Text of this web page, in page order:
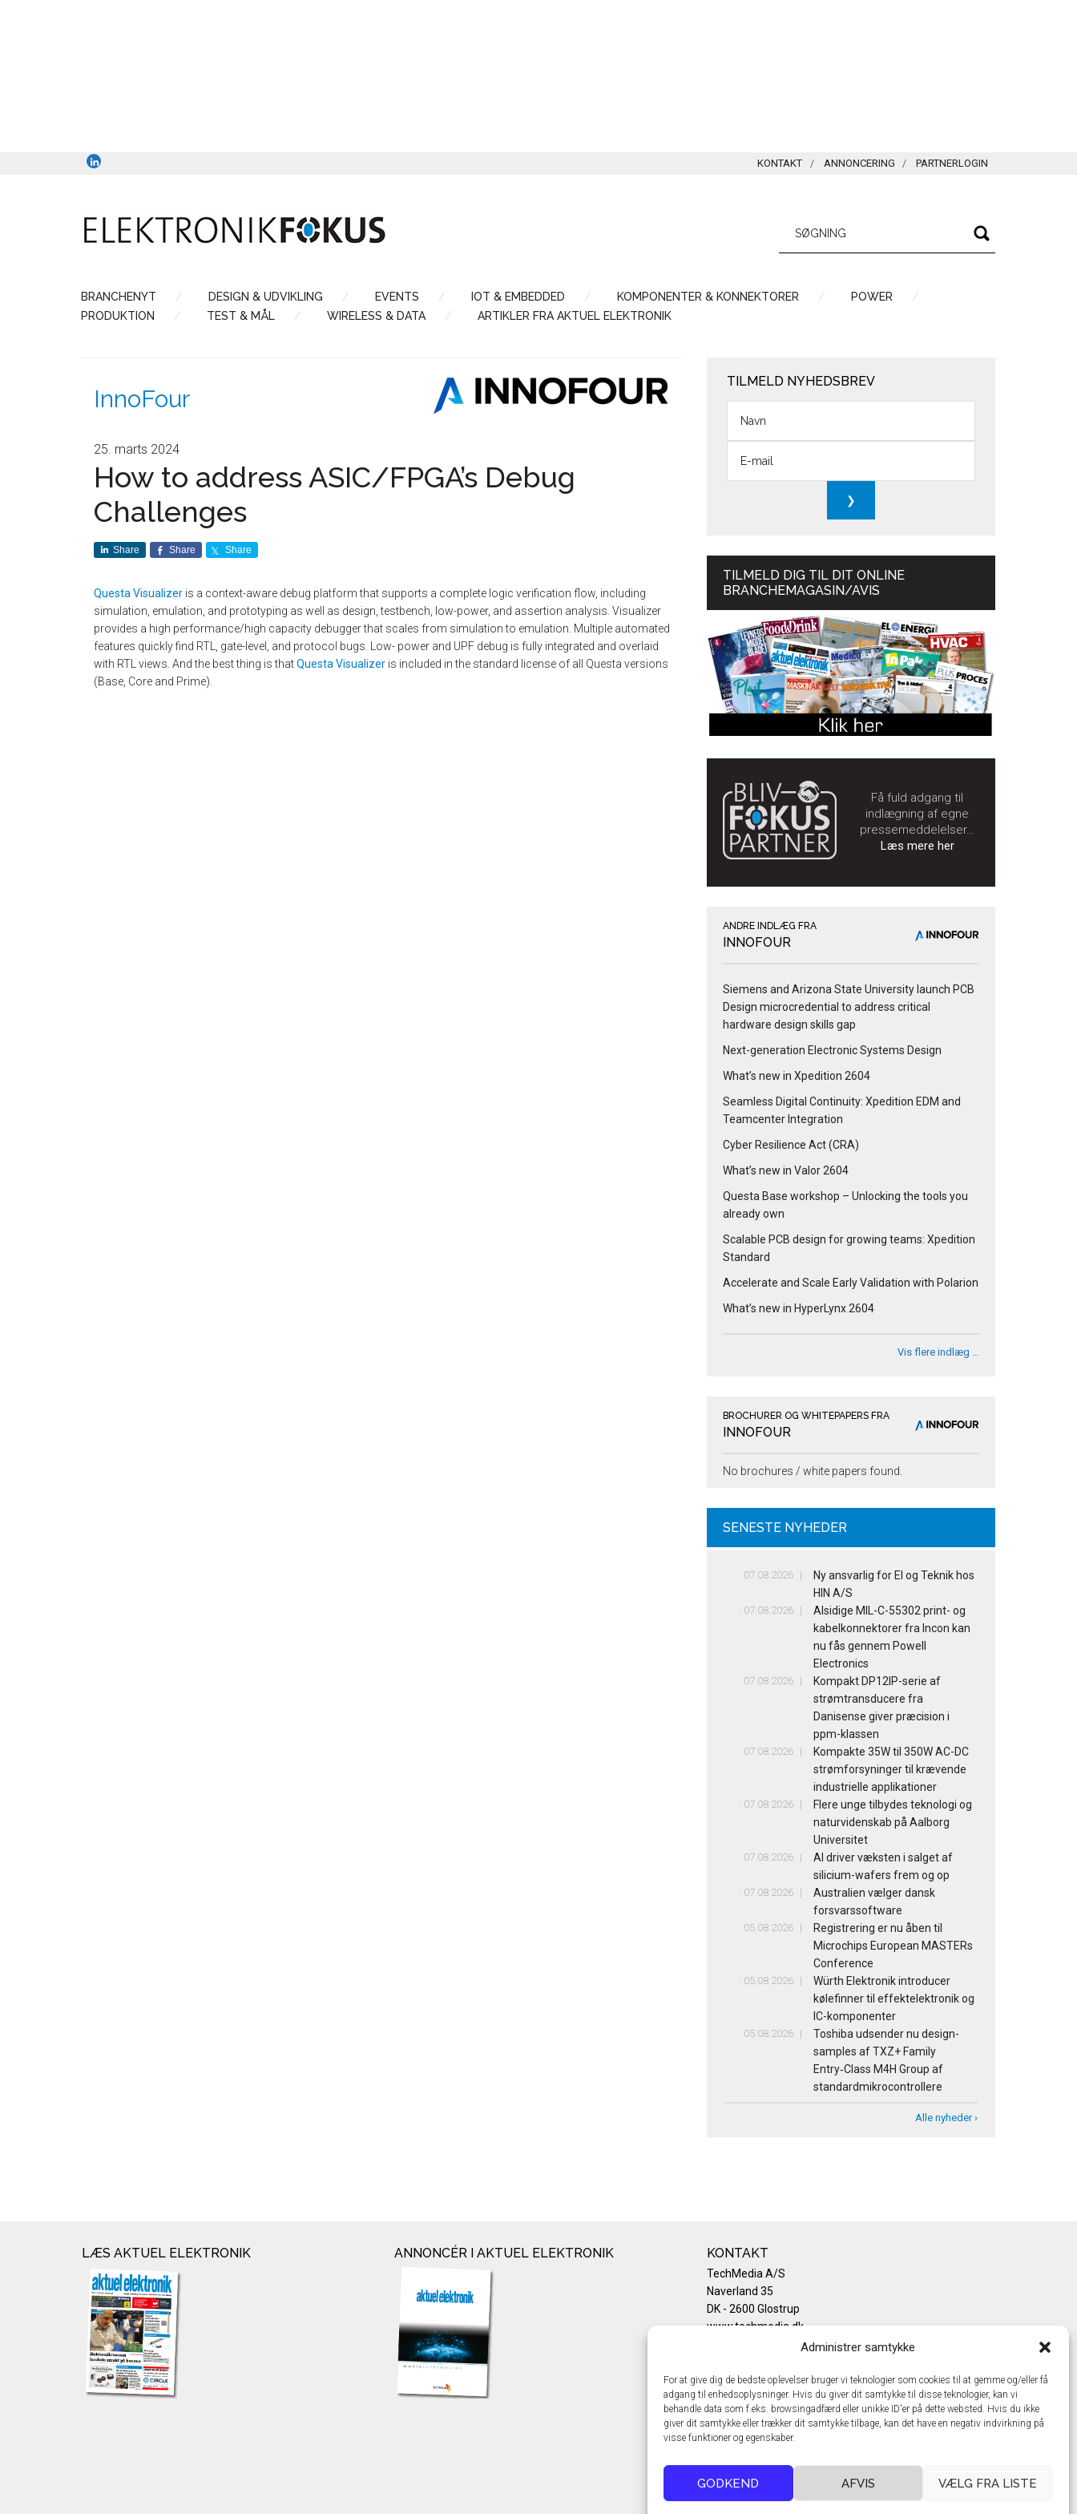
Administrer samtykke
For at give dig de bedste oplevelser bruger vi teknologier som cookies til at gemme og/eller få
adgang til enhedsoplysninger. Hvis du giver dit samtykke til disse teknologier, kan vi
behandle data som f.eks. browsingadfærd eller unikke ID'er på dette websted. Hvis du ikke
giver dit samtykke eller trækker dit samtykke tilbage, kan det have en negativ indvirkning på
visse funktioner og egenskaber.
GODKEND AFVIS VÆLG FRA LISTE
KONTAKT ANNONCERING PARTNERLOGIN
BRANCHENYT DESIGN & UDVIKLING EVENTS IOT & EMBEDDED KOMPONENTER & KONNEKTORER
POWER
PRODUKTION
TEST & MÅL WIRELESS & DATA ARTIKLER FRA AKTUEL ELEKTRONIK
InnoFour
25. marts 2024
How to address ASIC/FPGA’s Debug
Challenges
Share Share Share
Questa Visualizer is a context-aware debug platform that supports a complete logic verification flow, including
simulation, emulation, and prototyping as well as design, testbench, low-power, and assertion analysis. Visualizer
provides a high performance/high capacity debugger that scales from simulation to emulation. Multiple automated
features quickly find RTL, gate-level, and protocol bugs. Low- power and UPF debug is fully integrated and overlaid
with RTL views. And the best thing is thatQuesta Visualizer is included in the standard license of all Questa versions
(Base, Core and Prime).
TILMELD NYHEDSBREV
TILMELD DIG TIL DIT ONLINE
BRANCHEMAGASIN/AVIS
Få fuld adgang til
indlægning af egne
pressemeddelelser…
Læs mere her
ANDRE INDLÆG FRA
INNOFOUR
Siemens and Arizona State University launch PCB
Design microcredential to address critical
hardware design skills gap
Next-generation Electronic Systems Design
What’s new in Xpedition 2604
Seamless Digital Continuity: Xpedition EDM and
Teamcenter Integration
Cyber Resilience Act (CRA)
What’s new in Valor 2604
Questa Base workshop – Unlocking the tools you
already own
Scalable PCB design for growing teams: Xpedition
Standard
Accelerate and Scale Early Validation with Polarion
What’s new in HyperLynx 2604
Vis flere indlæg …
BROCHURER OG WHITEPAPERS FRA
INNOFOUR
No brochures / white papers found.
SENESTE NYHEDER
07.08.2026
Ny ansvarlig for El og Teknik hos
HIN A/S
07.08.2026
Alsidige MIL-C-55302 print- og
kabelkonnektorer fra Incon kan
nu fås gennem Powell
Electronics
07.08.2026
Kompakt DP12IP-serie af
strømtransducere fra
Danisense giver præcision i
ppm-klassen
07.08.2026
Kompakte 35W til 350W AC-DC
strømforsyninger til krævende
industrielle applikationer
07.08.2026
Flere unge tilbydes teknologi og
naturvidenskab på Aalborg
Universitet
07.08.2026
AI driver væksten i salget af
silicium-wafers frem og op
07.08.2026
Australien vælger dansk
forsvarssoftware
05.08.2026
Registrering er nu åben til
Microchips European MASTERs
Conference
05.08.2026
Würth Elektronik introducer
kølefinner til effektelektronik og
IC-komponenter
05.08.2026
Toshiba udsender nu design-
samples af TXZ+ Family
Entry‑Class M4H Group af
standardmikrocontrollere
Alle nyheder ›
LÆS AKTUEL ELEKTRONIK ANNONCÉR I AKTUEL ELEKTRONIK KONTAKT
TechMedia A/S
Naverland 35
DK - 2600 Glostrup
www.techmedia.dk
Telefon: +45 43 24 26 28
Privatlivspolitik
Cookiepolitik